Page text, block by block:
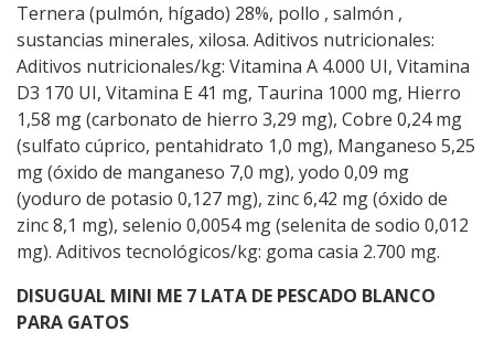
Ternera (pulmón, hígado) 28%, pollo , salmón ,
sustancias minerales, xilosa. Aditivos nutricionales:
Aditivos nutricionales/kg: Vitamina A 4.000 UI, Vitamina
D3 170 UI, Vitamina E 41 mg, Taurina 1000 mg, Hierro
1,58 mg (carbonato de hierro 3,29 mg), Cobre 0,24 mg
(sulfato cúprico, pentahidrato 1,0 mg), Manganeso 5,25
mg (óxido de manganeso 7,0 mg), yodo 0,09 mg
(yoduro de potasio 0,127 mg), zinc 6,42 mg (óxido de
zinc 8,1 mg), selenio 0,0054 mg (selenita de sodio 0,012
mg). Aditivos tecnológicos/kg: goma casia 2.700 mg.
DISUGUAL MINI ME 7 LATA DE PESCADO BLANCO
PARA GATOS